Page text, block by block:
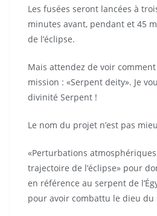
Les fusées seront lancées à
minutes avant, pendant et 45
de l’éclipse.
Mais attendez de voir comment
mission : «Serpent deity». Je
divinité Serpent !
Le nom du projet n’est pas
«Perturbations
trajectoire de l’éclipse» pour
en référence au serpent de
pour avoir combattu le dieu du